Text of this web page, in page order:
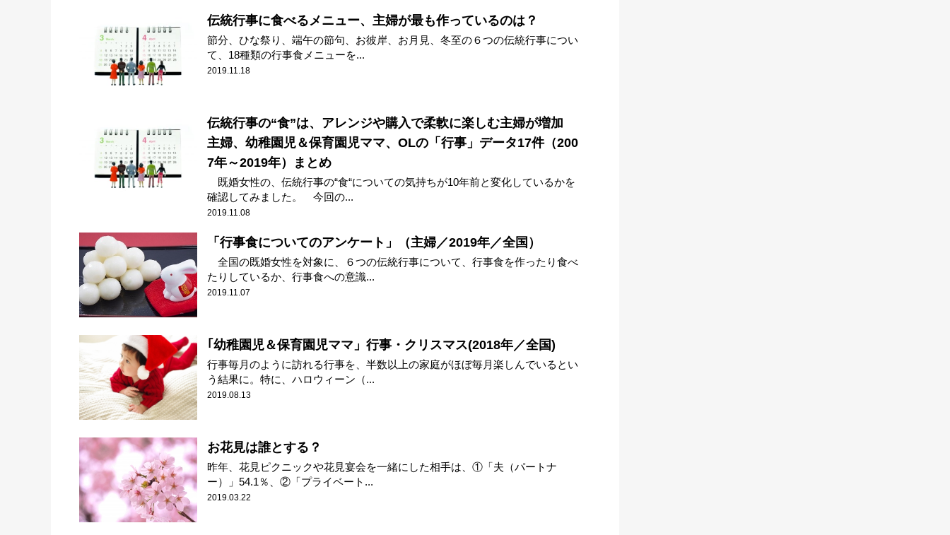
伝統行事に食べるメニュー、主婦が最も作っているのは？
節分、ひな祭り、端午の節句、お彼岸、お月見、冬至の６つの伝統行事につい
て、18種類の行事食メニューを...
2019.11.18
伝統行事の“食”は、アレンジや購入で柔軟に楽しむ主婦が増加
主婦、幼稚園児＆保育園児ママ、OLの「行事」データ17件（200
7年～2019年）まとめ
既婚女性の、伝統行事の“食“についての気持ちが10年前と変化しているかを
確認してみました。 今回の...
2019.11.08
「行事食についてのアンケート」（主婦／2019年／全国）
全国の既婚女性を対象に、６つの伝統行事について、行事食を作ったり食べ
たりしているか、行事食への意識...
2019.11.07
｢幼稚園児＆保育園児ママ」行事・クリスマス(2018年／全国)
行事毎月のように訪れる行事を、半数以上の家庭がほぼ毎月楽しんでいるとい
う結果に。特に、ハロウィーン（...
2019.08.13
お花見は誰とする？
昨年、花見ピクニックや花見宴会を一緒にした相手は、①「夫（パートナ
ー）」54.1％、②「プライベート...
2019.03.22